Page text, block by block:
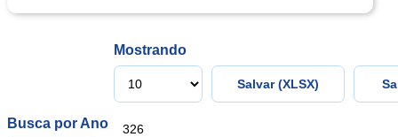
Busca por Ano
Mostrando
326
Salvar (XLSX)